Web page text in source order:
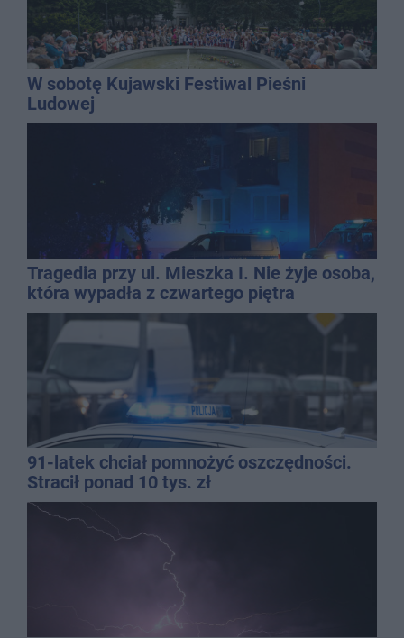
W sobotę Kujawski Festiwal Pieśni
Ludowej
Tragedia przy ul. Mieszka I. Nie żyje osoba,
która wypadła z czwartego piętra
91-latek chciał pomnożyć oszczędności.
Stracił ponad 10 tys. zł